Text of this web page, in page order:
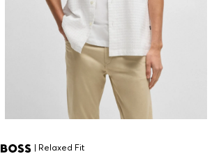
| Relaxed Fit